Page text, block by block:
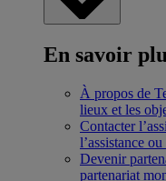
En savoir
À propos de
lieux et les
Contacter
l’assistance
Devenir
partenariat